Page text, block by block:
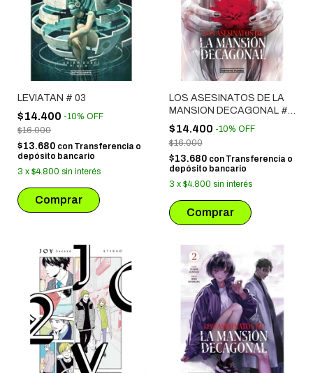
LEVIATAN # 03
$14.400 -10% OFF
$16.000
$13.680 con Transferencia o
depósito bancario
3 x $4.800 sin interés
LOS ASESINATOS DE LA
MANSION DECAGONAL #
03
$14.400 -10% OFF
$16.000
$13.680 con Transferencia o
depósito bancario
3 x $4.800 sin interés